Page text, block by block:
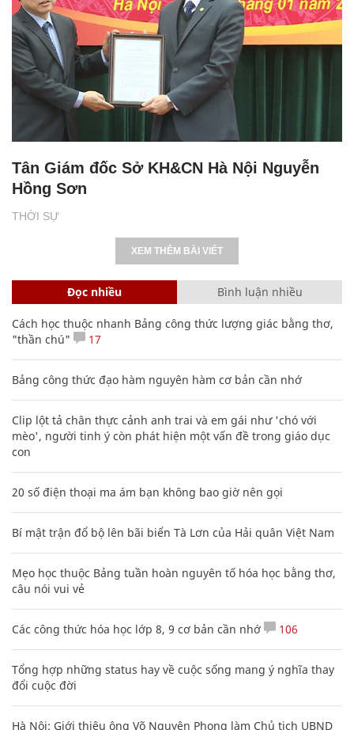
THỜI SỰ
Tân Giám đốc Sở KH&CN Hà Nội Nguyễn
Hồng Sơn
XEM THÊM BÀI VIẾT
Đọc nhiều Bình luận nhiều
Cách học thuộc nhanh Bảng công thức lượng giác bằng thơ,
"thần chú"
17
Bảng công thức đạo hàm nguyên hàm cơ bản cần nhớ
Clip lột tả chân thực cảnh anh trai và em gái như 'chó với
mèo', người tinh ý còn phát hiện một vấn đề trong giáo dục
con
20 số điện thoại ma ám bạn không bao giờ nên gọi
Bí mật trận đổ bộ lên bãi biển Tà Lơn của Hải quân Việt Nam
Mẹo học thuộc Bảng tuần hoàn nguyên tố hóa học bằng thơ,
câu nói vui vẻ
Các công thức hóa học lớp 8, 9 cơ bản cần nhớ 106
Tổng hợp những status hay về cuộc sống mang ý nghĩa thay
đổi cuộc đời
Hà Nội: Giới thiệu ông Võ Nguyên Phong làm Chủ tịch UBND